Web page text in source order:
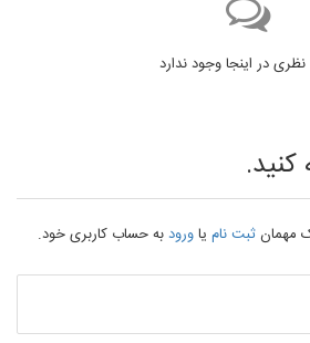
در اینجا وجود ندارد
مهمانثبت نام یاورودبه حساب کاربری خود.